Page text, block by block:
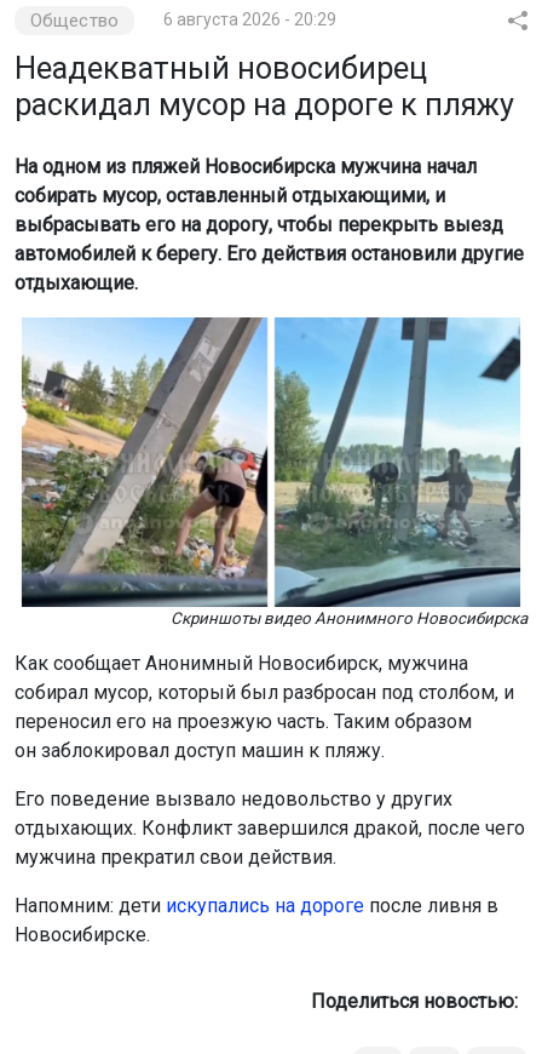
автомобилей к берегу. Его действия остановили другие
отдыхающие.
Скриншоты видео Анонимного Новосибирска
Как сообщает Анонимный Новосибирск, мужчина
собирал мусор, который был разбросан под столбом, и
переносил его на проезжую часть. Таким образом
он заблокировал доступ машин к пляжу.
Его поведение вызвало недовольство у других
отдыхающих. Конфликт завершился дракой, после чего
мужчина прекратил свои действия.
Напомним: детиискупались на дорогепосле ливня в
Новосибирске.
Автор: Алиса Новохатская
Читать все
публикации автора